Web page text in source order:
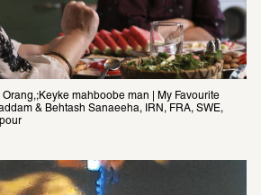
mahboobe man | My Favourite
& Behtash Sanaeeha, IRN, FRA, SWE,